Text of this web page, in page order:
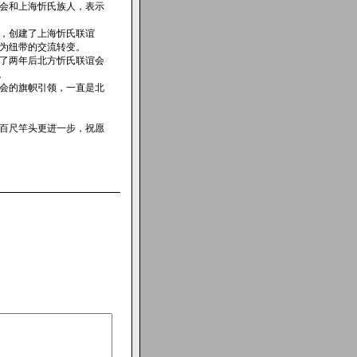
和上海忻氏族人，表示
创建了上海忻氏联谊
纽带的交流转变。
两年后北方忻氏联谊会
的旗帜引领，一直是北
尺竿头更进一步，祝愿